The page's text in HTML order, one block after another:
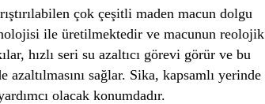
çok çeşitli maden macun dolgu
ile üretilmektedir ve macunun reolojik
hızlı seri su azaltıcı görevi görür ve bu
sağlar. Sika, kapsamlı yerinde
olacak konumdadır.